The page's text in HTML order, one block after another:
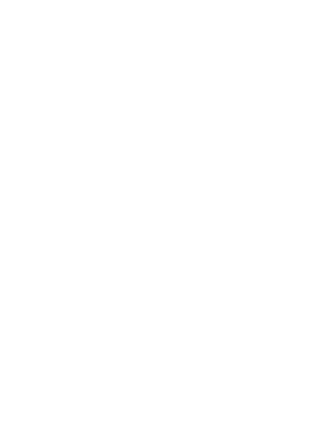
Гульнур